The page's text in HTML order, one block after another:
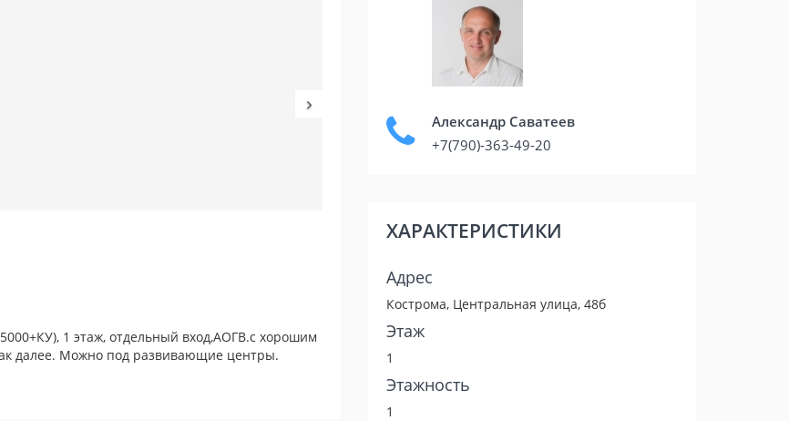
1 этаж, отдельный вход,АОГВ.с хорошим
далее. Можно под развивающие центры.
Александр Саватеев
+7(790)-363-49-20
ХАРАКТЕРИСТИКИ
Адрес
Кострома, Центральная улица, 48б
Этаж
1
Этажность
1